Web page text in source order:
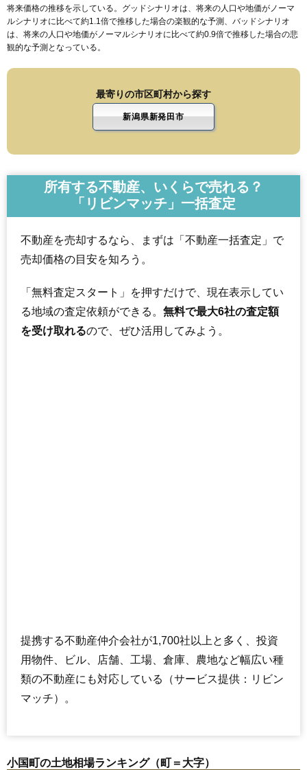
将来価格の推移を示している。グッドシナリオは、将来の人口や地価がノーマ
ルシナリオに比べて約1.1倍で推移した場合の楽観的な予測、バッドシナリオ
は、将来の人口や地価がノーマルシナリオに比べて約0.9倍で推移した場合の悲
観的な予測となっている。
最寄りの市区町村から探す
新潟県新発田市
所有する不動産、いくらで売れる？
「リビンマッチ」一括査定
不動産を売却するなら、まずは「不動産一括査定」で
売却価格の目安を知ろう。
「無料査定スタート」を押すだけで、現在表示してい
る地域の査定依頼ができる。 無料で最大6社の査定額
を受け取れるので、ぜひ活用してみよう。
提携する不動産仲介会社が1,700社以上と多く、投資
用物件、ビル、店舗、工場、倉庫、農地など幅広い種
類の不動産にも対応している（サービス提供：リビン
マッチ）。
小国町の土地相場ランキング（町＝大字）